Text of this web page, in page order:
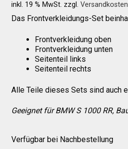
News
Test Startseite
Über uns
inkl. 19 % MwSt. zzgl. Versandkosten
Das Frontverkleidungs-Set
Frontverkleidung oben
Frontverkleidung unten
Seitenteil links
Seitenteil rechts
Alle Teile dieses Sets sind auch
Geeignet für BMW S 1000 RR,
Verfügbar bei Nachbestellung